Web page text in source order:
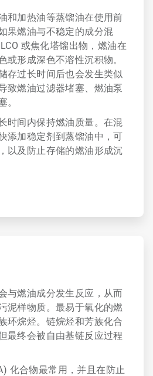
和加热油等蒸馏油在使用前
果燃油与不稳定的成分混
或焦化塔馏出物，燃油在
或形成深色不溶性沉积物。
存过长时间后也会发生类似
致燃油过滤器堵塞、燃油泵
。
时间内保持燃油质量。在混
添加稳定剂到蒸馏油中，可
以及防止存储的燃油形成沉
与燃油成分发生反应，从而
泥样物质。最易于氧化的燃
环烷烃。链烷烃和芳族化合
最终会被自由基链反应过程
化合物最常用，并且在防止